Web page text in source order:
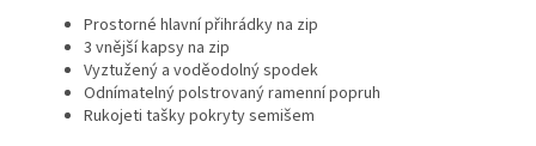
Prostorné hlavní přihrádky na zip
3 vnější kapsy na zip
Vyztužený a voděodolný spodek
Odnímatelný polstrovaný ramenní popruh
Rukojeti tašky pokryty semišem